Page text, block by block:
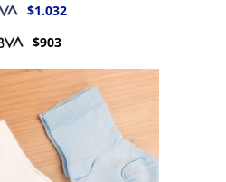
$1.032
$903